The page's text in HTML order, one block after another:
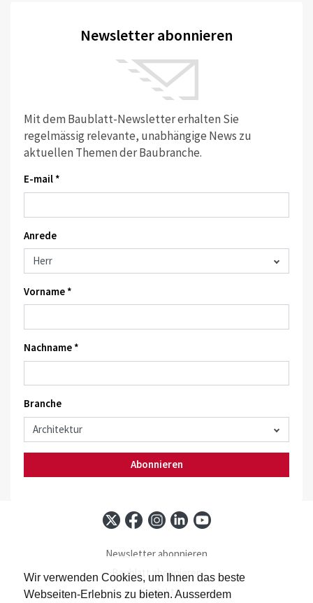
Wir verwenden Cookies, um Ihnen das beste
Webseiten-Erlebnis zu bieten. Ausserdem
Newsletter abonnieren
Mit dem Baublatt-Newsletter erhalten Sie
regelmässig relevante, unabhängige News zu
aktuellen Themen der Baubranche.
E-mail *
Anrede
Vorname *
Nachname *
Branche
Abonnieren
Newsletter abonnieren
Baublatt abonnieren
Kontakt